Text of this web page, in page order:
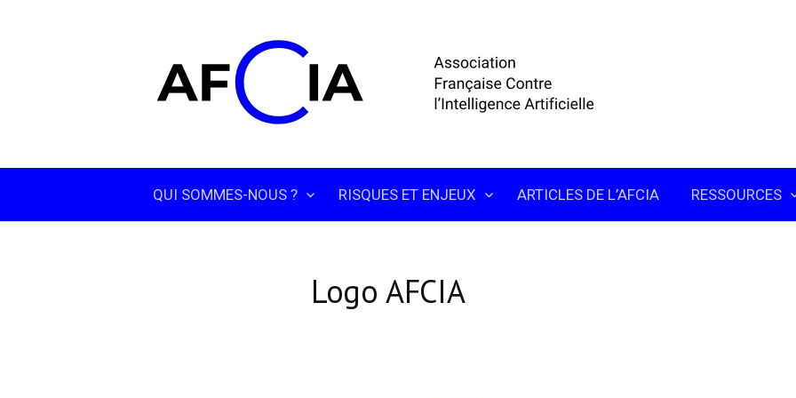
QUI SOMMES-NOUS ? RISQUES ET ENJEUX ARTICLES DE L’AFCIA RESSOURCES
Logo AFCIA